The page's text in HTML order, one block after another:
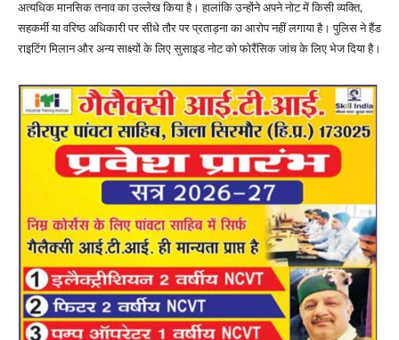
अत्यधिक मानसिक तनाव का उल्लेख किया है। हालांकि उन्होंने अपने नोट में किसी व्यक्ति,
सहकर्मी या वरिष्ठ अधिकारी पर सीधे तौर पर प्रताड़ना का आरोप नहीं लगाया है। पुलिस ने हैंड
राइटिंग मिलान और अन्य साक्ष्यों के लिए सुसाइड नोट को फोरैंसिक जांच के लिए भेज दिया है।